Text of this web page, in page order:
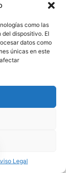
como las
dispositivo. El
datos como
únicas en este
Legal